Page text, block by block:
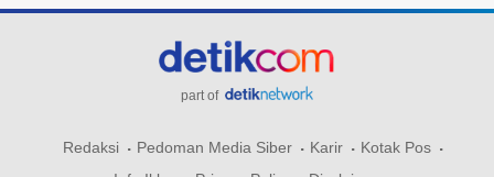
part of
Redaksi Pedoman Media Siber Karir
Kotak Pos